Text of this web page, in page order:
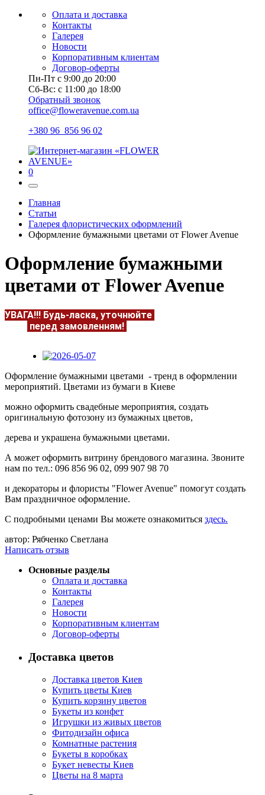
Оплата и доставка
Контакты
Галерея
Новости
Корпоративным клиентам
Договор-оферты
Пн-Пт с 9:00 до 20:00
Сб-Вс: с 11:00 до 18:00
Обратный звонок
office@floweravenue.com.ua
+380 96 856 96 02
0
Главная
Статьи
Галерея флористических оформлений
Оформление бумажными цветами от Flower Avenue
Оформление бумажными
цветами от Flower Avenue
УВАГА!!! Будь-ласка, уточнюйте
перед замовленням!
Оформление бумажными цветами - тренд в оформлении
мероприятий. Цветами из бумаги в Киеве
можно оформить свадебные мероприятия, создать
оригинальную фотозону из бумажных цветов,
дерева и украшена бумажными цветами.
А может оформить витрину брендового магазина. Звоните
нам по тел.: 096 856 96 02, 099 907 98 70
и декораторы и флористы "Flower Avenue" помогут создать
Вам праздничное оформление.
С подробными ценами Вы можете ознакомиться здесь.
автор: Рябченко Светлана
Написать отзыв
Основные разделы
Оплата и доставка
Контакты
Галерея
Новости
Корпоративным клиентам
Договор-оферты
Доставка цветов
Доставка цветов Киев
Купить цветы Киев
Купить корзину цветов
Букеты из конфет
Игрушки из живых цветов
Фитодизайн офиса
Комнатные растения
Букеты в коробках
Букет невесты Киев
Цветы на 8 марта